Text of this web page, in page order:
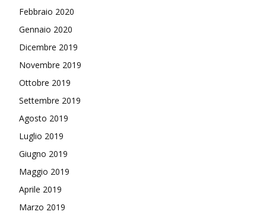
Febbraio 2020
Gennaio 2020
Dicembre 2019
Novembre 2019
Ottobre 2019
Settembre 2019
Agosto 2019
Luglio 2019
Giugno 2019
Maggio 2019
Aprile 2019
Marzo 2019